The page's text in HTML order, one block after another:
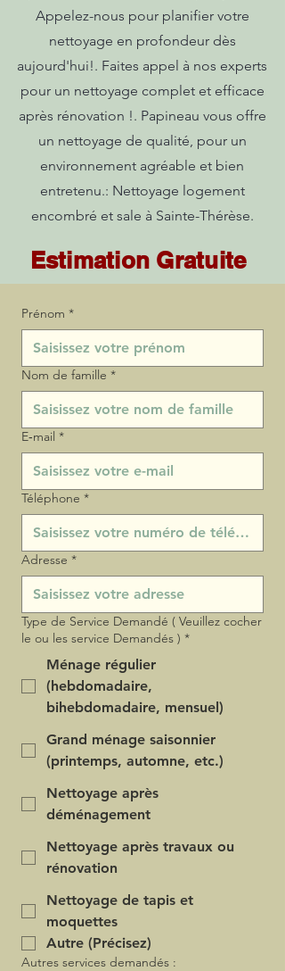
Appelez-nous pour planifier votre
nettoyage en profondeur dès
aujourd'hui!. Faites appel à nos experts
pour un nettoyage complet et efficace
après rénovation !. Papineau vous offre
un nettoyage de qualité, pour un
environnement agréable et bien
entretenu.: Nettoyage logement
encombré et sale à Sainte-Thérèse.
Estimation Gratuite
Prénom *
Nom de famille *
E‑mail *
Téléphone *
Adresse *
Type de Service Demandé ( Veuillez cocher
le ou les service Demandés ) *
Ménage régulier
(hebdomadaire,
bihebdomadaire, mensuel)
Grand ménage saisonnier
(printemps, automne, etc.)
Nettoyage après
déménagement
Nettoyage après travaux ou
rénovation
Nettoyage de tapis et
moquettes
Autre (Précisez)
Autres services demandés :